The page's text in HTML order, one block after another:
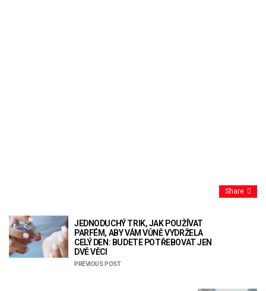
Share
JEDNODUCHÝ TRIK, JAK POUŽÍVAT
PARFÉM, ABY VÁM VŮNĚ VYDRŽELA
CELÝ DEN: BUDETE POTŘEBOVAT JEN
DVĚ VĚCI
PREVIOUS POST